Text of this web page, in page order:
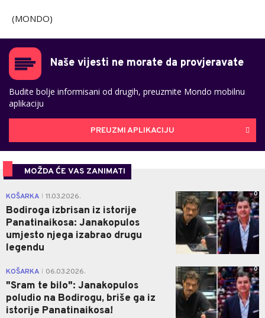
(MONDO)
Naše vijesti ne morate da provjeravate
Budite bolje informisani od drugih, preuzmite Mondo mobilnu
aplikaciju
PREUZMI APLIKACIJU
MOŽDA ĆE VAS ZANIMATI
KOŠARKA 11.03.2026.
Bodiroga izbrisan iz istorije
Panatinaikosa: Janakopulos
umjesto njega izabrao drugu
legendu
0
KOŠARKA 06.03.2026.
"Sram te bilo": Janakopulos
poludio na Bodirogu, briše ga iz
istorije Panatinaikosa!
0